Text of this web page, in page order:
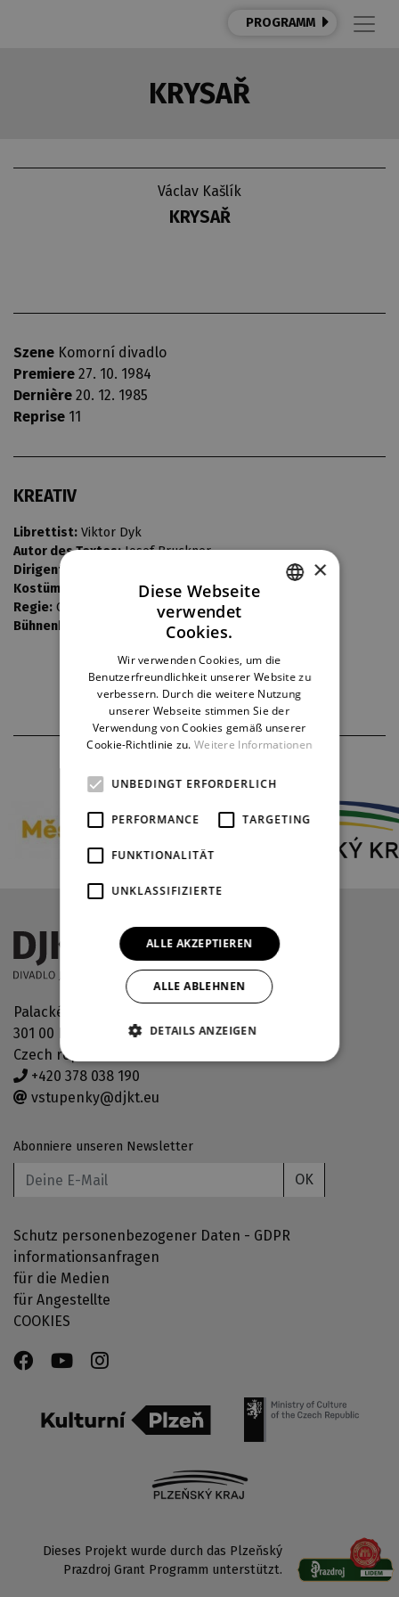
PROGRAMM
KRYSAŘ
Václav Kašlík
KRYSAŘ
Szene Komorní divadlo
Premiere 27. 10. 1984
Dernière 20. 12. 1985
Reprise 11
KREATIV
Librettist: Viktor Dyk
Autor des Textes: Josef Bruckner
Dirigent:
Josef Chaloupka / Bedřich Macenauer
Kostüme:
Bedřich Barták
Regie: Oldřich Kříž
Bühnenbild:
Vlastimil Koutecký
Palackého náměstí 30
301 00 Plzeň
Czech republic
+420 378 038 190
vstupenky@djkt.eu
Abonniere unseren Newsletter
OK
Schutz personenbezogener Daten - GDPR
informationsanfragen
für die Medien
für Angestellte
COOKIES
Dieses Projekt wurde durch das Plzeňský
Prazdroj Grant Programm unterstützt.
GERMAN
×
Diese Webseite
verwendet
Cookies.
Wir verwenden Cookies, um die
Benutzerfreundlichkeit unserer Website zu
verbessern. Durch die weitere Nutzung
unserer Webseite stimmen Sie der
Verwendung von Cookies gemäß unserer
Cookie-Richtlinie zu. Weitere Informationen
UNBEDINGT ERFORDERLICH
PERFORMANCE TARGETING
FUNKTIONALITÄT
UNKLASSIFIZIERTE
ALLE AKZEPTIEREN
ALLE ABLEHNEN
DETAILS ANZEIGEN